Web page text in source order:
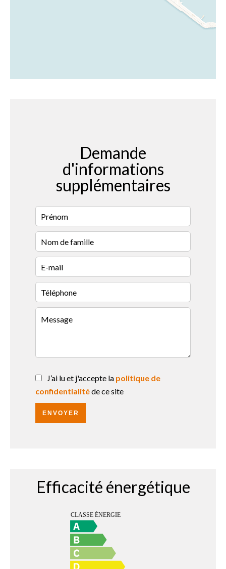
Demande
d'informations
supplémentaires
J’ai lu et j'accepte la politique de
confidentialitéde ce site
ENVOYER
Efficacité énergétique